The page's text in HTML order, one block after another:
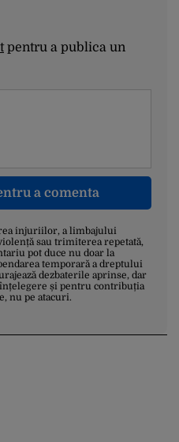
pentru a publica un
a comenta
injuriilor, a limbajului
sau trimiterea repetată,
pot duce nu doar la
temporară a dreptului
dezbaterile aprinse, dar
și pentru contribuția
nu pe atacuri.